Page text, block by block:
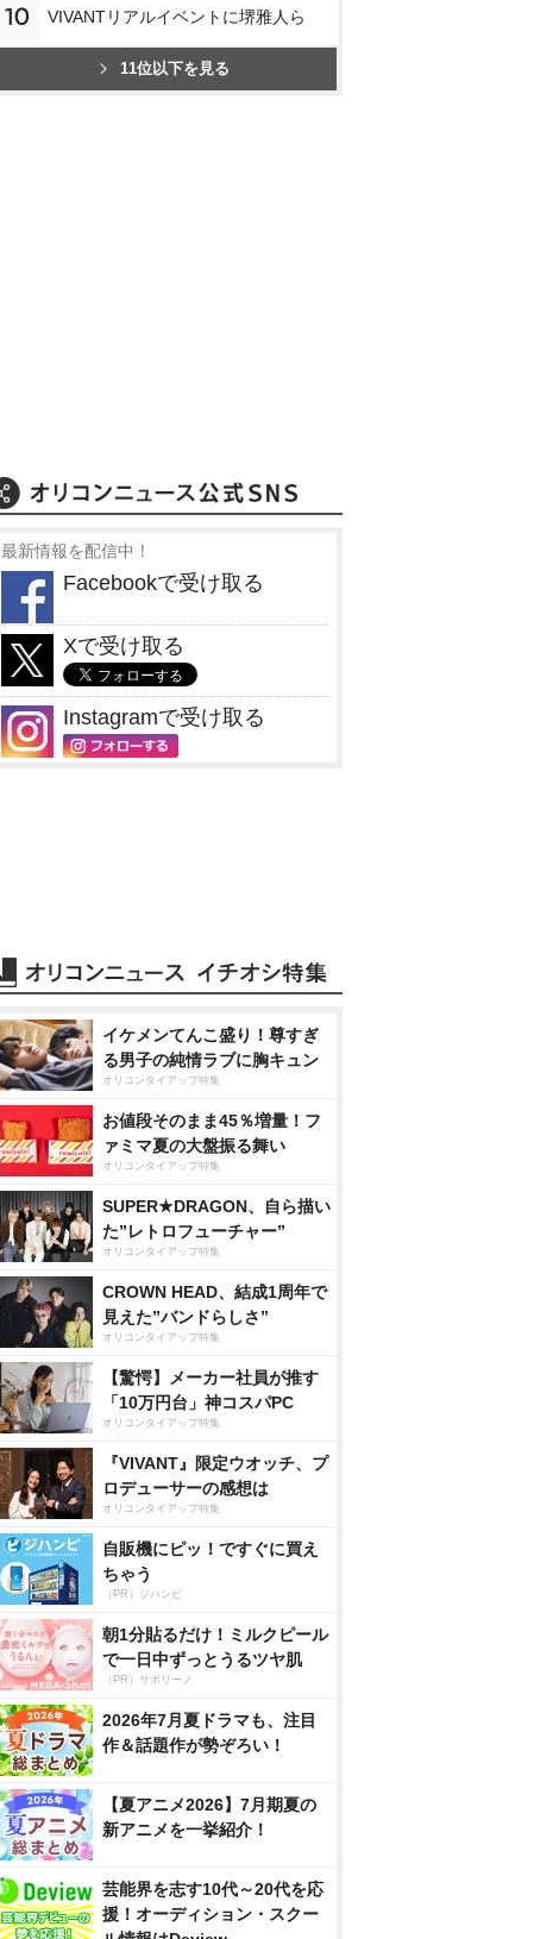
10 VIVANTリアルイベントに堺雅人ら
11位以下を見る
最新情報を配信中！
Facebookで受け取る
Xで受け取る
Instagramで受け取る
イケメンてんこ盛り！尊すぎ
る男子の純情ラブに胸キュン
オリコンタイアップ特集
お値段そのまま45％増量！フ
ァミマ夏の大盤振る舞い
オリコンタイアップ特集
SUPER★DRAGON、自ら描い
た”レトロフューチャー”
オリコンタイアップ特集
CROWN HEAD、結成1周年で
見えた”バンドらしさ”
オリコンタイアップ特集
【驚愕】メーカー社員が推す
「10万円台」神コスパPC
オリコンタイアップ特集
『VIVANT』限定ウオッチ、プ
ロデューサーの感想は
オリコンタイアップ特集
自販機にピッ！ですぐに買え
ちゃう
（PR）ジハンピ
朝1分貼るだけ！ミルクピール
で一日中ずっとうるツヤ肌
（PR）サボリーノ
2026年7月夏ドラマも、注目
作＆話題作が勢ぞろい！
【夏アニメ2026】7月期夏の
新アニメを一挙紹介！
芸能界を志す10代～20代を応
援！オーディション・スクー